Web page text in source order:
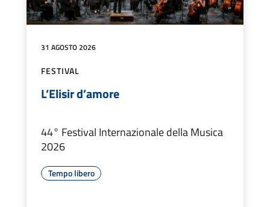
31 AGOSTO 2026
FESTIVAL
L’Elisir d’amore
44° Festival Internazionale della Musica
2026
Tempo libero